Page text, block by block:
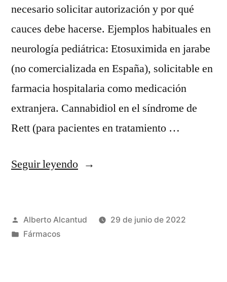
necesario solicitar autorización y por qué
cauces debe hacerse. Ejemplos habituales en
neurología pediátrica: Etosuximida en jarabe
(no comercializada en España), solicitable en
farmacia hospitalaria como medicación
extranjera. Cannabidiol en el síndrome de
Rett (para pacientes en tratamiento …
Seguir leyendo«Uso
extranjera
Publicado
por
Alberto Alcantud
29 de junio de 2022
Publicado
Fármacos